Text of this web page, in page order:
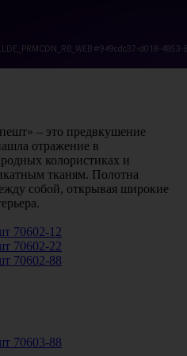
– это предвкушение
отражение в
колористиках и
тканям. Полотна
собой, открывая широкие
70602-12
70602-22
70602-88
70603-88